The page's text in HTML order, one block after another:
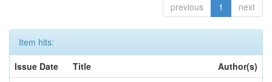
previous 1 next
Item hits:
Issue Date
Title
Author(s)